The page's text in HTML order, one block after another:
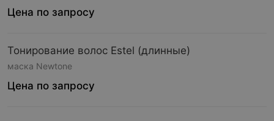
Цена по запросу
Тонирование волос Estel (длинные)
маска Newtone
Цена по запросу